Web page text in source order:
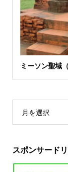
ミーソン聖域
月を選択
スポンサード